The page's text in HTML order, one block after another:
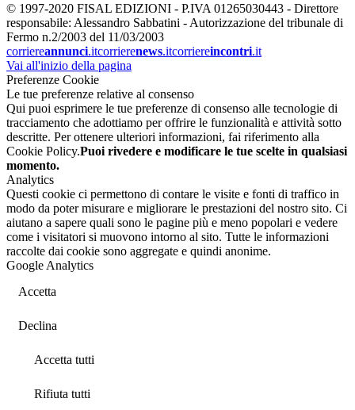
© 1997-2020 FISAL EDIZIONI - P.IVA 01265030443 - Direttore
responsabile: Alessandro Sabbatini - Autorizzazione del tribunale di
Fermo n.2/2003 del 11/03/2003
corriereannunci.itcorrierenews.itcorriereincontri.it
Vai all'inizio della pagina
Preferenze Cookie
Le tue preferenze relative al consenso
Qui puoi esprimere le tue preferenze di consenso alle tecnologie di
tracciamento che adottiamo per offrire le funzionalità e attività sotto
descritte. Per ottenere ulteriori informazioni, fai riferimento alla
Cookie Policy.Puoi rivedere e modificare le tue scelte in qualsiasi
momento.
Analytics
Questi cookie ci permettono di contare le visite e fonti di traffico in
modo da poter misurare e migliorare le prestazioni del nostro sito. Ci
aiutano a sapere quali sono le pagine più e meno popolari e vedere
come i visitatori si muovono intorno al sito. Tutte le informazioni
raccolte dai cookie sono aggregate e quindi anonime.
Google Analytics
Accetta
Declina
Accetta tutti
Rifiuta tutti